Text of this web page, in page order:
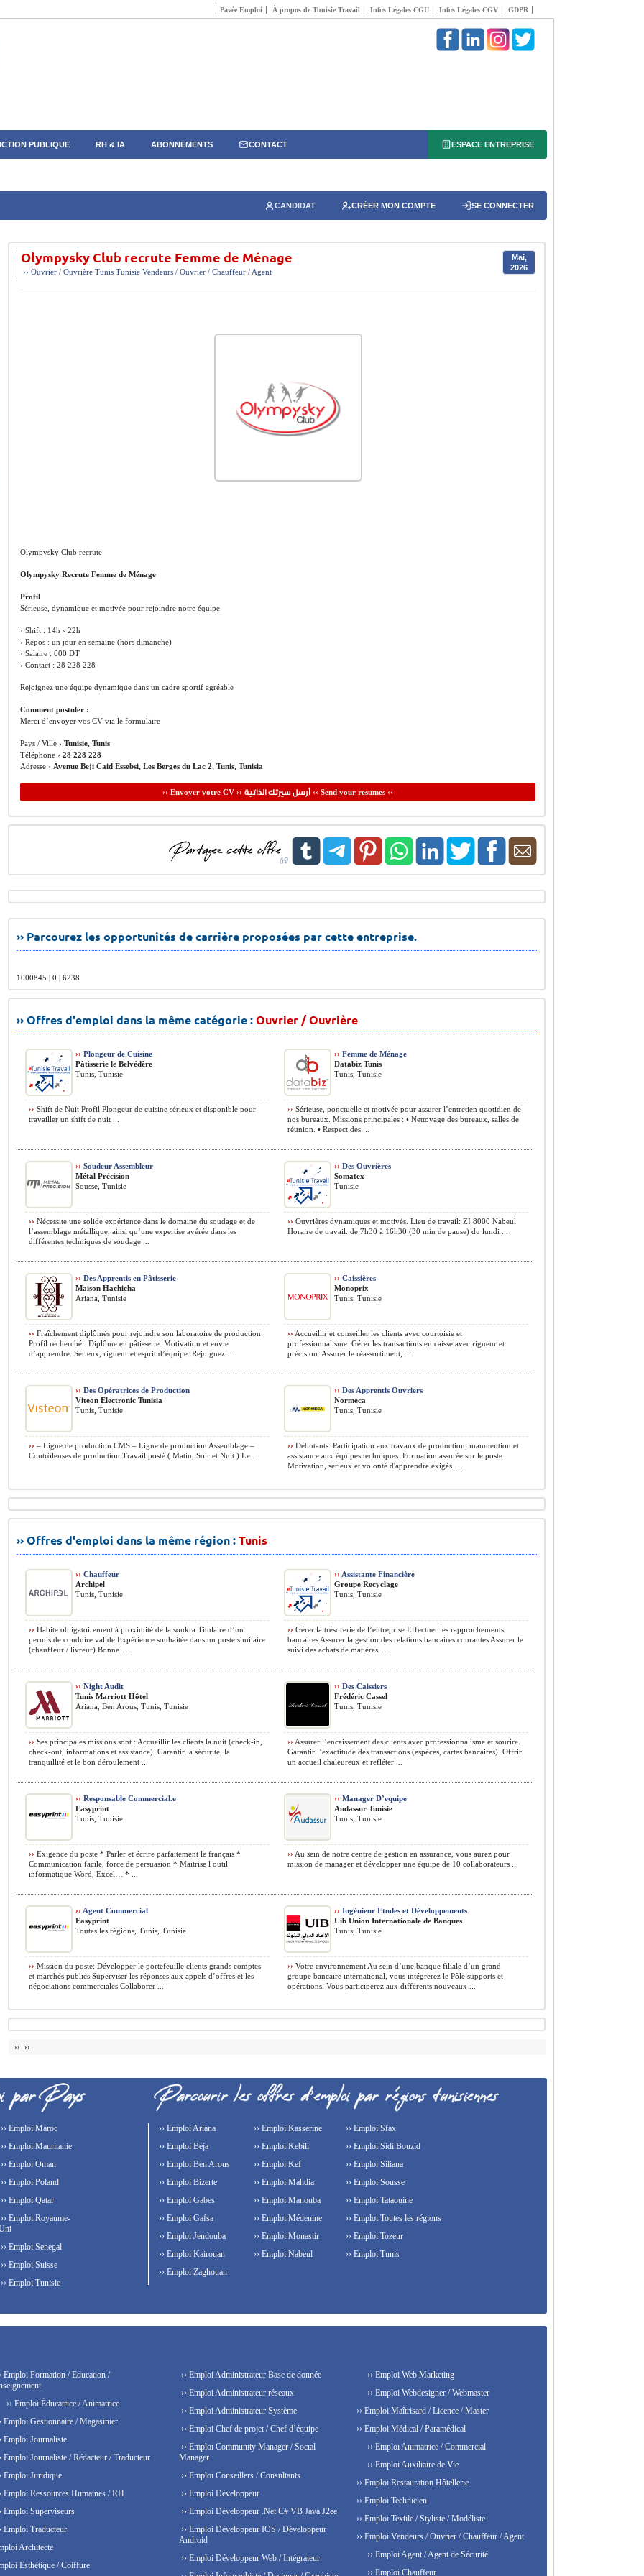
Pavée Emploi À propos de Tunisie Travail Infos Légales CGU Infos Légales CGV GDPR
PUBLIQUE RH & IA ABONNEMENTS CONTACT ESPACE ENTREPRISE
CANDIDAT CRÉER MON COMPTE SE CONNECTER
Olympysky Club recrute Femme de Ménage
Mai,
2026
›› Ouvrier / Ouvrière Tunis Tunisie Vendeurs / Ouvrier / Chauffeur / Agent
Olympysky Club recrute
Olympysky Recrute Femme de Ménage
Profil
Sérieuse, dynamique et motivée pour rejoindre notre équipe
› Shift : 14h › 22h
› Repos : un jour en semaine (hors dimanche)
› Salaire : 600 DT
› Contact : 28 228 228
Rejoignez une équipe dynamique dans un cadre sportif agréable
Comment postuler :
Merci d’envoyer vos CV via le formulaire
Pays / Ville › Tunisie, Tunis
Téléphone › 28 228 228
Adresse › Avenue Beji Caid Essebsi, Les Berges du Lac 2, Tunis, Tunisia
›› Envoyer votre CV ›› أرسل سيرتك الذاتية‹‹ Send your resumes ‹‹
›› Parcourez les opportunités de carrière proposées par cette entreprise.
1000845 | 0 | 6238
›› Offres d'emploi dans la même catégorie :Ouvrier / Ouvrière
›› Plongeur de Cuisine
Pâtisserie le Belvédère
Tunis, Tunisie
›› Shift de Nuit Profil Plongeur de cuisine sérieux et disponible pour
travailler un shift de nuit ...
›› Femme de Ménage
Databiz Tunis
Tunis, Tunisie
›› Sérieuse, ponctuelle et motivée pour assurer l’entretien quotidien de
nos bureaux. Missions principales : • Nettoyage des bureaux, salles de
réunion. • Respect des ...
›› Soudeur Assembleur
Métal Précision
Sousse, Tunisie
›› Nécessite une solide expérience dans le domaine du soudage et de
l’assemblage métallique, ainsi qu’une expertise avérée dans les
différentes techniques de soudage ...
›› Des Ouvrières
Somatex
Tunisie
›› Ouvrières dynamiques et motivés. Lieu de travail: ZI 8000 Nabeul
Horaire de travail: de 7h30 à 16h30 (30 min de pause) du lundi ...
›› Des Apprentis en Pâtisserie
Maison Hachicha
Ariana, Tunisie
›› Fraîchement diplômés pour rejoindre son laboratoire de production.
Profil recherché : Diplôme en pâtisserie. Motivation et envie
d’apprendre. Sérieux, rigueur et esprit d’équipe. Rejoignez ...
›› Caissières
Monoprix
Tunis, Tunisie
›› Accueillir et conseiller les clients avec courtoisie et
professionnalisme. Gérer les transactions en caisse avec rigueur et
précision. Assurer le réassortiment, ...
›› Des Opératrices de Production
Viteon Electronic Tunisia
Tunis, Tunisie
›› – Ligne de production CMS – Ligne de production Assemblage –
Contrôleuses de production Travail posté ( Matin, Soir et Nuit ) Le ...
›› Des Apprentis Ouvriers
Normeca
Tunis, Tunisie
›› Débutants. Participation aux travaux de production, manutention et
assistance aux équipes techniques. Formation assurée sur le poste.
Motivation, sérieux et volonté d'apprendre exigés. ...
›› Offres d'emploi dans la même région :Tunis
›› Chauffeur
Archipel
Tunis, Tunisie
›› Habite obligatoirement à proximité de la soukra Titulaire d’un
permis de conduire valide Expérience souhaitée dans un poste similaire
(chauffeur / livreur) Bonne ...
›› Assistante Financière
Groupe Recyclage
Tunis, Tunisie
›› Gérer la trésorerie de l’entreprise Effectuer les rapprochements
bancaires Assurer la gestion des relations bancaires courantes Assurer le
suivi des achats de matières ...
›› Night Audit
Tunis Marriott Hôtel
Ariana, Ben Arous, Tunis, Tunisie
›› Ses principales missions sont : Accueillir les clients la nuit (check-in,
check-out, informations et assistance). Garantir la sécurité, la
tranquillité et le bon déroulement ...
›› Des Caissiers
Frédéric Cassel
Tunis, Tunisie
›› Assurer l’encaissement des clients avec professionnalisme et sourire.
Garantir l’exactitude des transactions (espèces, cartes bancaires). Offrir
un accueil chaleureux et refléter ...
›› Responsable Commercial.e
Easyprint
Tunis, Tunisie
›› Exigence du poste * Parler et écrire parfaitement le français *
Communication facile, force de persuasion * Maitrise l outil
informatique Word, Excel… * ...
›› Manager D’equipe
Audassur Tunisie
Tunis, Tunisie
›› Au sein de notre centre de gestion en assurance, vous aurez pour
mission de manager et développer une équipe de 10 collaborateurs ...
›› Agent Commercial
Easyprint
Toutes les régions, Tunis, Tunisie
›› Mission du poste: Développer le portefeuille clients grands comptes
et marchés publics Superviser les réponses aux appels d’offres et les
négociations commerciales Collaborer ...
›› Ingénieur Etudes et Développements
Uib Union Internationale de Banques
Tunis, Tunisie
›› Votre environnement Au sein d’une banque filiale d’un grand
groupe bancaire international, vous intégrerez le Pôle supports et
opérations. Vous participerez aux différents nouveaux ...
›› ››
›› Emploi Maroc
›› Emploi Mauritanie
›› Emploi Oman
›› Emploi Poland
›› Emploi Qatar
›› Emploi Royaume-
›› Emploi Senegal
›› Emploi Suisse
›› Emploi Tunisie
›› Emploi Ariana
›› Emploi Béja
›› Emploi Ben Arous
›› Emploi Bizerte
›› Emploi Gabes
›› Emploi Gafsa
›› Emploi Jendouba
›› Emploi Kairouan
›› Emploi Kasserine
›› Emploi Kebili
›› Emploi Kef
›› Emploi Mahdia
›› Emploi Manouba
›› Emploi Médenine
›› Emploi Monastir
›› Emploi Nabeul
›› Emploi Sfax
›› Emploi Sidi Bouzid
›› Emploi Siliana
›› Emploi Sousse
›› Emploi Tataouine
›› Emploi Toutes les régions
›› Emploi Tozeur
›› Emploi Tunis
›› Emploi Zaghouan
Emploi Formation / Education /
›› Emploi Éducatrice / Animatrice
Emploi Gestionnaire / Magasinier
Emploi Journaliste
Emploi Journaliste / Rédacteur / Traducteur
Emploi Juridique
Emploi Ressources Humaines / RH
Emploi Superviseurs
Emploi Traducteur
Architecte
Esthétique / Coiffure
›› Emploi Administrateur Base de donnée
›› Emploi Administrateur réseaux
›› Emploi Administrateur Système
›› Emploi Chef de projet / Chef d’équipe
›› Emploi Community Manager / Social
Manager
›› Emploi Conseillers / Consultants
›› Emploi Développeur
›› Emploi Développeur .Net C# VB Java J2ee
›› Emploi Développeur IOS / Développeur
Android
›› Emploi Développeur Web / Intégrateur
›› Emploi Web Marketing
›› Emploi Webdesigner / Webmaster
›› Emploi Maîtrisard / Licence / Master
›› Emploi Médical / Paramédical
›› Emploi Animatrice / Commercial
›› Emploi Auxiliaire de Vie
›› Emploi Restauration Hôtellerie
›› Emploi Technicien
›› Emploi Textile / Styliste / Modéliste
›› Emploi Vendeurs / Ouvrier / Chauffeur / Agent
›› Emploi Agent / Agent de Sécurité
›› Emploi Chauffeur